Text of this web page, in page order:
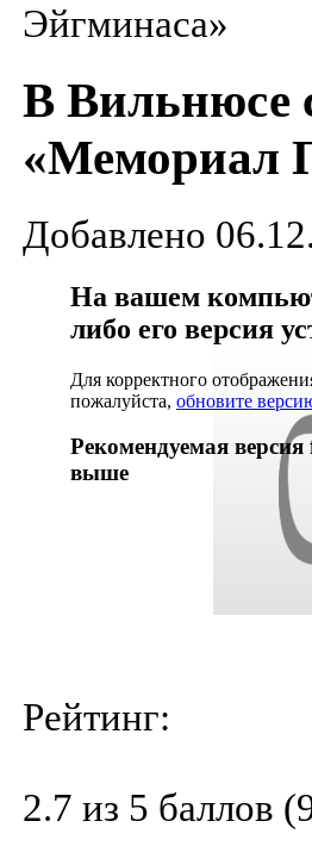
Эйгминаса»
В Вильнюсе
«Мемориал
Добавлено
На вашем
либо его версия
Для корректного
пожалуйста, обновите
Рекомендуемая
выше
Рейтинг:
2.7 из 5 баллов